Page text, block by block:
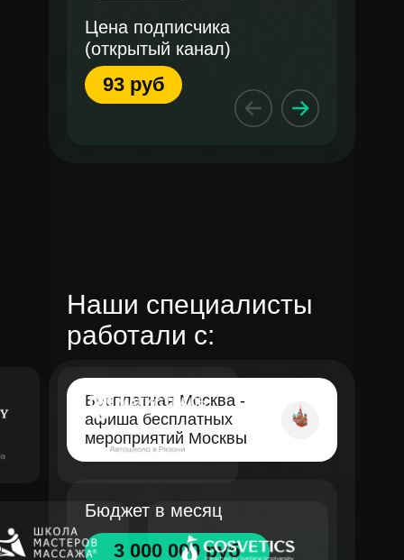
93 руб
Цена подписчика
(открытый канал)
3 000 000 руб
Бюджет в месяц
Бесплатная Москва -
афиша бесплатных
мероприятий Москвы
Наши специалисты
работали с: